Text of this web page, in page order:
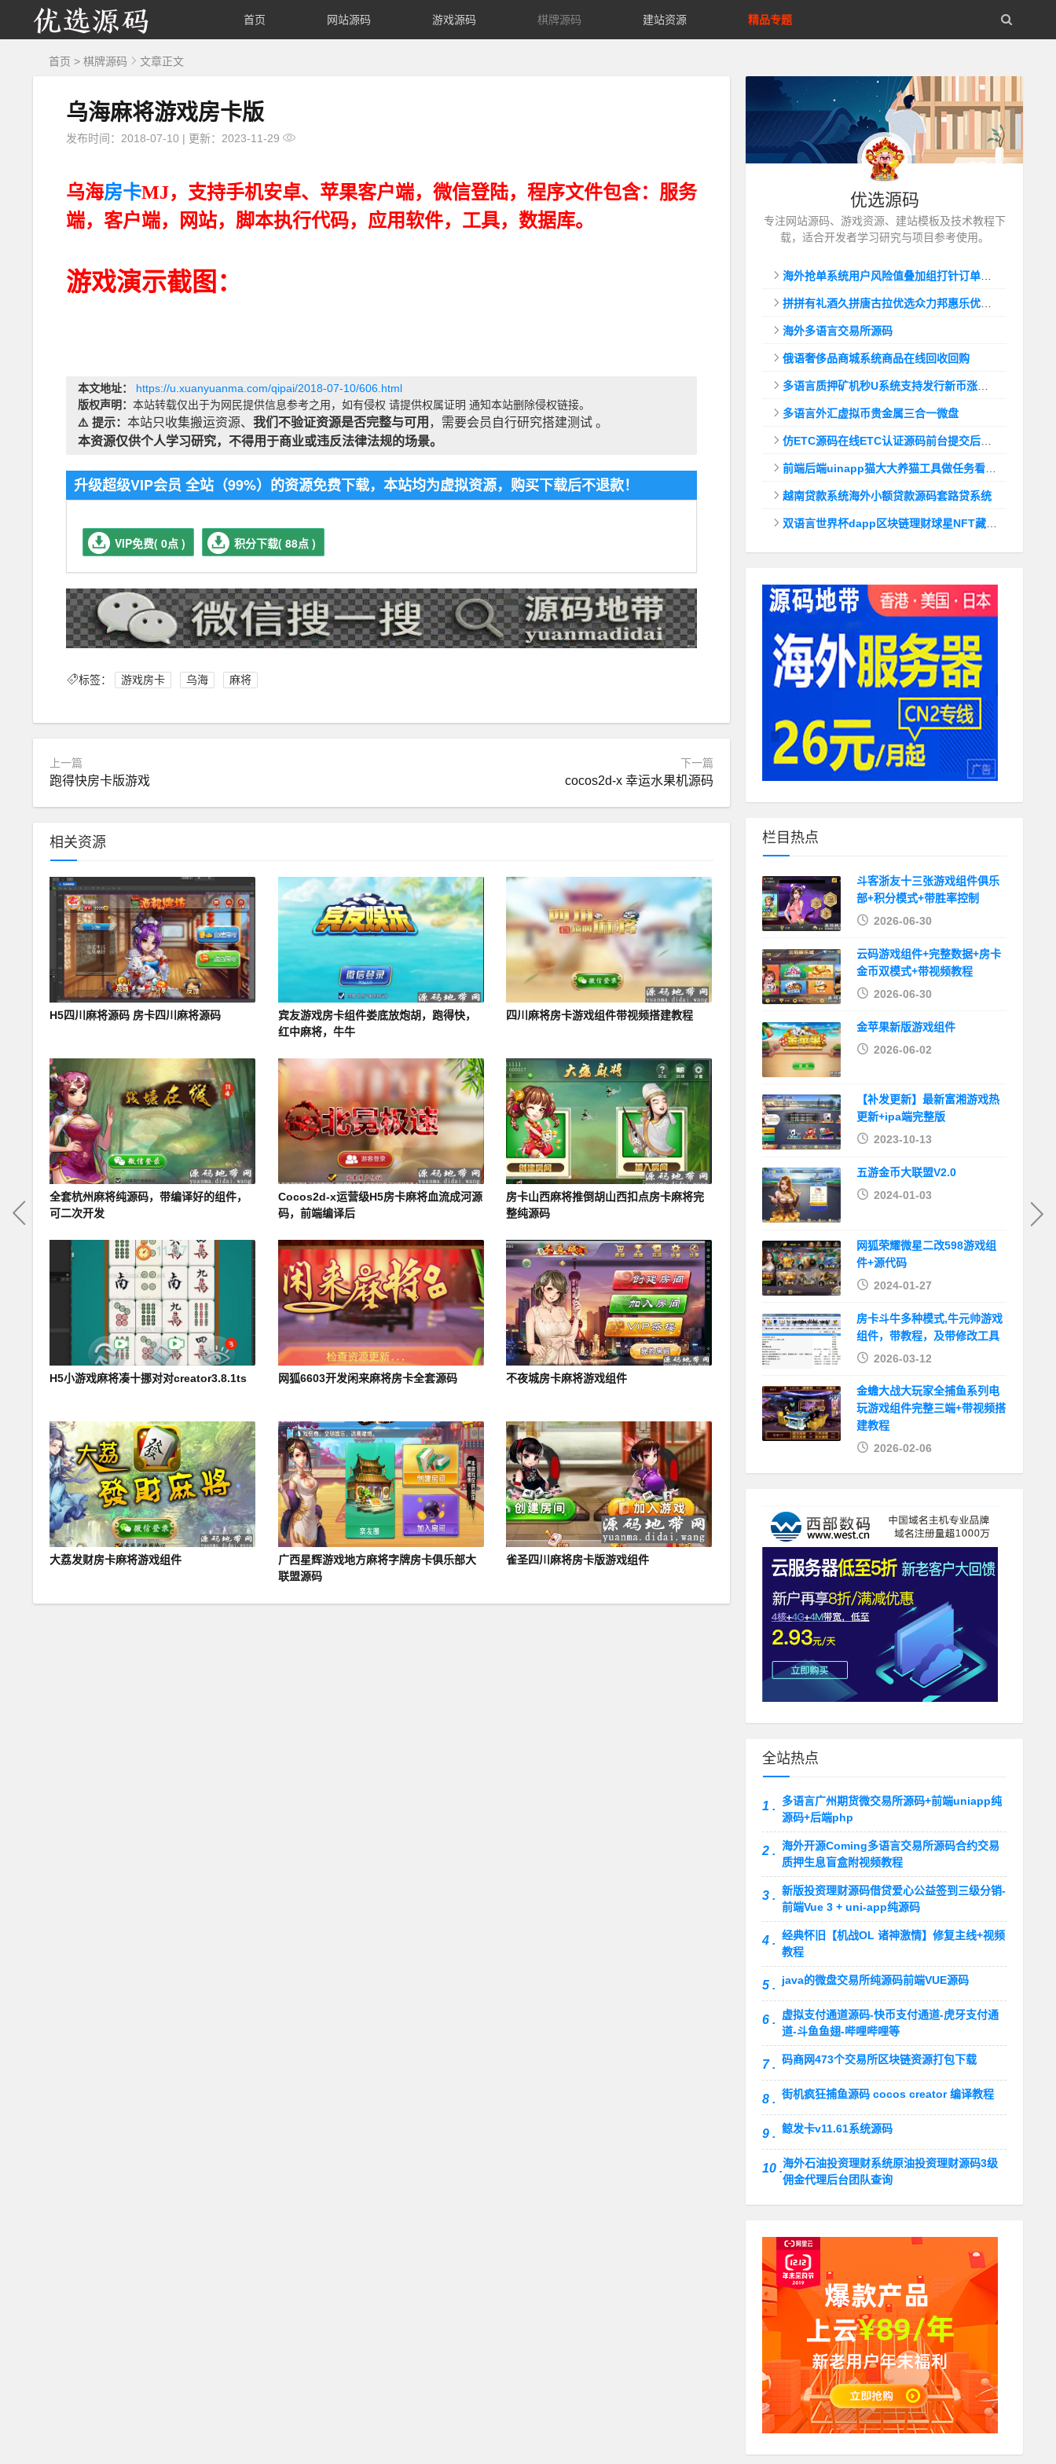
优 首页 网站源码 游戏源码 棋牌源码 建站资源 精品专题
首页 > 棋牌源码 文章正文
乌海麻将游戏房卡版
发布时间：2018-07-10 | 更新：2023-11-29
乌海房卡MJ，支持手机安卓、苹果客户端，微信登陆，程序文件包含：服务
端，客户端，网站，脚本执行代码，应用软件，工具，数据库。
游戏演示截图：
本文地址：
https://u.xuanyuanma.com/qipai/2018-07-10/606.html
版权声明： 本站转载仅出于为网民提供信息参考之用，如有侵权 请提供权属证明 通知本站删除侵权链接。
⚠️ 提示： 本站只收集搬运资源、 我们不验证资源是否完整与可用 ，需要会员自行研究搭建测试 。
本资源仅供个人学习研究，不得用于商业或违反法律法规的场景。
升级超级VIP会员 全站（99%）的资源免费下载，本站均为虚拟资源，购买下载后不退款！
VIP免费( 0点 ) 积分下载( 88点 )
标签： 游戏房卡 乌海 麻将
上一篇
跑得快房卡版游戏
下一篇
cocos2d-x 幸运水果机源码
相关资源
H5四川麻将源码 房卡四川麻将源码
宾友游戏房卡组件娄底放炮胡，跑得快，
红中麻将，牛牛
四川麻将房卡游戏组件带视频搭建教程
全套杭州麻将纯源码，带编译好的组件，
可二次开发
Cocos2d-x运营级H5房卡麻将血流成河源
码，前端编译后
房卡山西麻将推倒胡山西扣点房卡麻将完
整纯源码
H5小游戏麻将凑十挪对对creator3.8.1ts 网狐6603开发闲来麻将房卡全套源码 不夜城房卡麻将游戏组件
大荔发财房卡麻将游戏组件
广西星辉游戏地方麻将字牌房卡俱乐部大
联盟源码
雀圣四川麻将房卡版游戏组件
优选源码
专注网站源码、游戏资源、建站模板及技术教程下
载，适合开发者学习研究与项目参考使用。
海外抢单系统用户风险值叠加组打针订单自动匹配系统
拼拼有礼酒久拼唐古拉优选众力邦惠乐优选养猪拼购拼团返利系统
海外多语言交易所源码
俄语奢侈品商城系统商品在线回收回购
多语言质押矿机秒U系统支持发行新币涨幅调控+代理后台
多语言外汇虚拟币贵金属三合一微盘
仿ETC源码在线ETC认证源码前台提交后台查询
前端后端uinapp猫大大养猫工具做任务看广告邀好友即可获得收益猫力合成游戏
越南贷款系统海外小额贷款源码套路贷系统
双语言世界杯dapp区块链理财球星NFT藏品投资带uinapp源码
栏目热点
斗客浙友十三张游戏组件俱乐
部+积分模式+带胜率控制
2026-06-30
云码游戏组件+完整数据+房卡
金币双模式+带视频教程
2026-06-30
金苹果新版游戏组件
2026-06-02
【补发更新】最新富湘游戏热
更新+ipa端完整版
2023-10-13
五游金币大联盟V2.0
2024-01-03
网狐荣耀微星二改598游戏组
件+源代码
2024-01-27
房卡斗牛多种模式,牛元帅游戏
组件，带教程，及带修改工具
2026-03-12
金蟾大战大玩家全捕鱼系列电
玩游戏组件完整三端+带视频搭
建教程
2026-02-06
全站热点
1 .
多语言广州期货微交易所源码+前端uniapp纯
源码+后端php
2 . 海外开源Coming多语言交易所源码合约交易
质押生息盲盒附视频教程
3 . 新版投资理财源码借贷爱心公益签到三级分销-
前端Vue 3 + uni-app纯源码
4 . 经典怀旧【机战OL 诸神激情】修复主线+视频
教程
5 . java的微盘交易所纯源码前端VUE源码
6 .
虚拟支付通道源码-快币支付通道-虎牙支付通
道-斗鱼鱼翅-哔哩哔哩等
7 . 码商网473个交易所区块链资源打包下载
8 . 街机疯狂捕鱼源码 cocos creator 编译教程
9 . 鲸发卡v11.61系统源码
10 .海外石油投资理财系统原油投资理财源码3级
佣金代理后台团队查询